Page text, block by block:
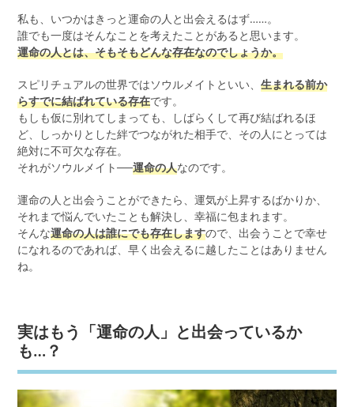
私も、いつかはきっと運命の人と出会えるはず……。
誰でも一度はそんなことを考えたことがあると思います。
運命の人とは、そもそもどんな存在なのでしょうか。
スピリチュアルの世界ではソウルメイトといい、生まれる前か
らすでに結ばれている存在です。
もしも仮に別れてしまっても、しばらくして再び結ばれるほ
ど、しっかりとした絆でつながれた相手で、その人にとっては
絶対に不可欠な存在。
それがソウルメイト──運命の人なのです。
運命の人と出会うことができたら、運気が上昇するばかりか、
それまで悩んでいたことも解決し、幸福に包まれます。
そんな運命の人は誰にでも存在しますので、出会うことで幸せ
になれるのであれば、早く出会えるに越したことはありません
ね。
実はもう「運命の人」と出会っているか
も…？